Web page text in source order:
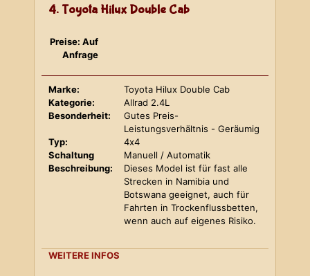
4. Toyota Hilux Double Cab
Preise: Auf
Anfrage
Marke:
Toyota Hilux Double Cab
Kategorie:
Allrad 2.4L
Besonderheit:
Gutes Preis-
Leistungsverhältnis - Geräumig
Typ:
4x4
Schaltung
Manuell / Automatik
Beschreibung:
Dieses Model ist für fast alle
Strecken in Namibia und
Botswana geeignet, auch für
Fahrten in Trockenflussbetten,
wenn auch auf eigenes Risiko.
WEITERE INFOS